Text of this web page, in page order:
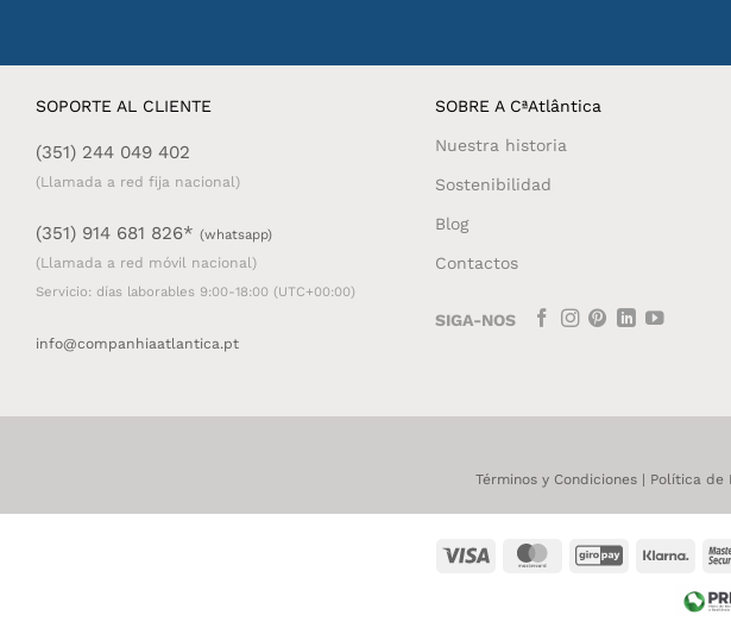
SOPORTE AL CLIENTE
(351) 244 049 402
(Llamada a red fija nacional)
(351) 914 681 826* (whatsapp)
(Llamada a red móvil nacional)
Servicio: días laborables 9:00-18:00 (UTC+00:00)
info@companhiaatlantica.pt
SOBRE A CªAtlântica
Nuestra historia
Sostenibilidad
Blog
Contactos
SIGA-NOS
Términos y Condiciones| Política de
Visa MasterCardGiroPay